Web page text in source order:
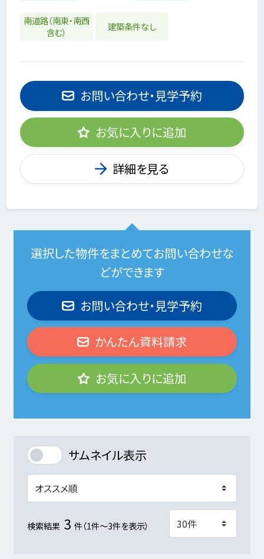
南道路（南東・南西
含む）
建築条件なし
お問い合わせ・見学予約
お気に入りに追加
詳細を見る
選択した物件をまとめてお問い合わせな
どができます
お問い合わせ・見学予約
かんたん資料請求
お気に入りに追加
サムネイル表示
検索結果 3 件（1件～3件を表示）